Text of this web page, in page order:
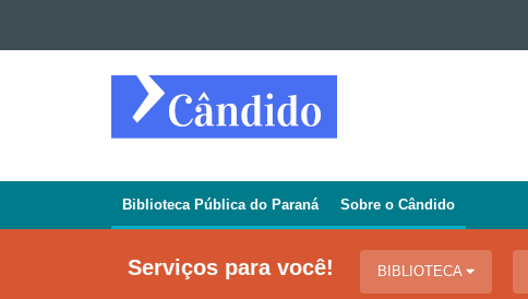
Ir para a navegaçãoREVISTA
CÂNDIDO
Navegação
Jornal
Biblioteca Pública do Paraná Sobre o Cândido
Serviços para você! BIBLIOTECA